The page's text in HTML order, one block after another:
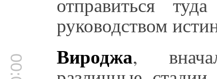
руководством
Вироджа,